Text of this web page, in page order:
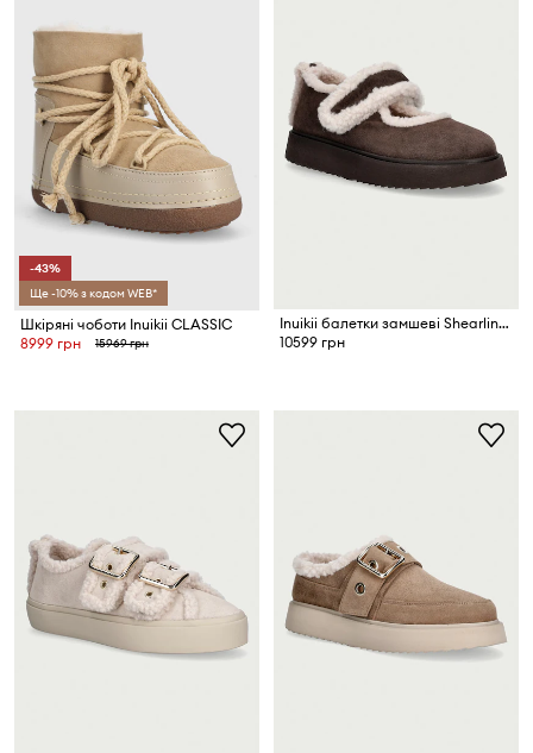
-43%
Ще -10% з кодом WEB*
Шкіряні чоботи Inuikii CLASSIC
8999 грн
15969 грн
Inuikii балетки замшеві Shearling M.J.
10599 грн